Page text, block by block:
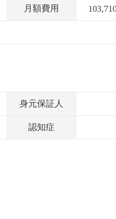
月額費用
身元保証人
認知症